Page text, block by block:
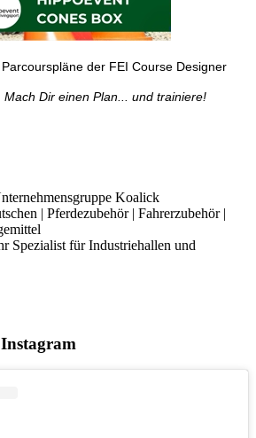
der FEI Course Designer
Mach Dir einen Plan... und trainiere!